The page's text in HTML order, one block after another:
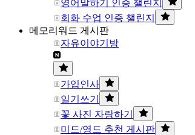
영어말하기 인증 챌린지
회화 수업 인증 챌린지
메모리워드 게시판
자유이야기방
가입인사
일기쓰기
꽃 사진 자랑하기
미드/영드 추천 게시판